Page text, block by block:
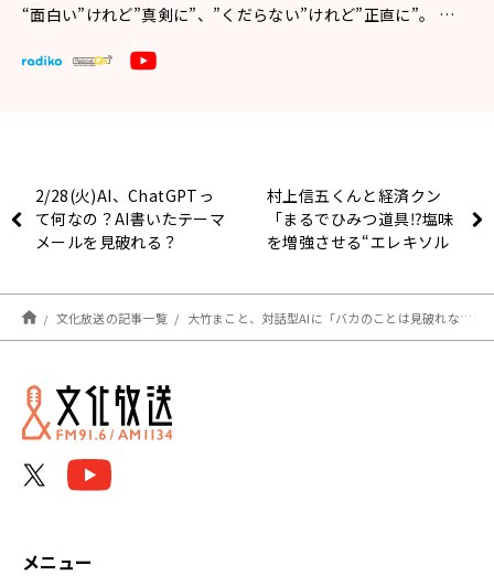
“面白い”けれど”真剣に”、”くだらない”けれど”正直に”。 …
2/28(火)AI、ChatGPTっ
て何なの？AI書いたテーマ
メールを見破れる？
村上信五くんと経済クン
「まるでひみつ道具⁉塩味
を増強させる“エレキソル
文化放送の記事一覧 大竹まこと、対話型AIに「バカのことは見破れないってことか！」
メニュー